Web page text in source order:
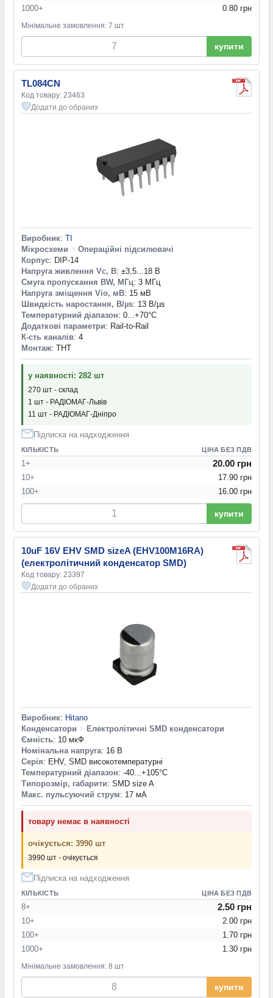
1000+
0.80 грн
Мінімальне замовлення: 7 шт
купити
TL084CN
Код товару: 23463
Додати до обраних
Виробник: TI
Мікросхеми > Операційні підсилювачі
Корпус: DIP-14
Напруга живлення Vc, В: ±3,5...18 В
Смуга пропускання BW, МГц: 3 МГц
Напруга зміщення Vio, мВ: 15 мВ
Швидкість наростання, В/µs: 13 В/µs
Температурний діапазон: 0...+70°С
Додаткові параметри: Rail-to-Rail
К-сть каналів: 4
Монтаж: THT
у наявності: 282 шт
270 шт - склад
1 шт - РАДІОМАГ-Львів
11 шт - РАДІОМАГ-Дніпро
Підписка на надходження
КІЛЬКІСТЬ ЦІНА БЕЗ ПДВ
1+ 20.00 грн
10+
17.90 грн
100+
16.00 грн
купити
10uF 16V EHV SMD sizeA (EHV100M16RA)
(електролітичний конденсатор SMD)
Код товару: 23397
Додати до обраних
Виробник: Hitano
Конденсатори > Електролітичні SMD конденсатори
Ємність: 10 мкФ
Номінальна напруга: 16 В
Серія: EHV, SMD високотемпературні
Температурний діапазон: -40...+105°С
Типорозмір, габарити: SMD size A
Макс. пульсуючий струм: 17 мА
товару немає в наявності
очікується: 3990 шт
3990 шт - очікується
Підписка на надходження
КІЛЬКІСТЬ ЦІНА БЕЗ ПДВ
8+ 2.50 грн
10+
2.00 грн
100+
1.70 грн
1000+
1.30 грн
Мінімальне замовлення: 8 шт
купити